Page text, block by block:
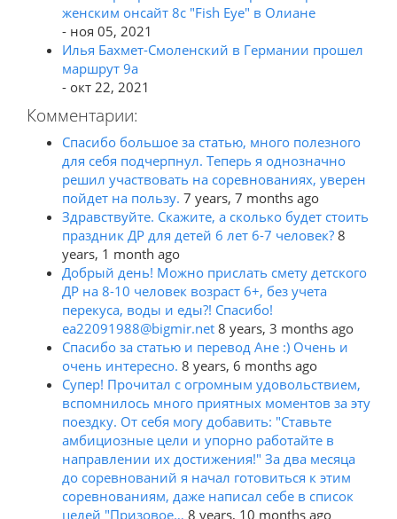
женским онсайт 8c "Fish Eye" в Олиане
- ноя 05, 2021
Илья Бахмет-Смоленский в Германии прошел
маршрут 9а
- окт 22, 2021
Комментарии:
Спасибо большое за статью, много полезного
для себя подчерпнул. Теперь я однозначно
решил участвовать на соревнованиях, уверен
пойдет на пользу. 7 years, 7 months ago
Здравствуйте. Скажите, а сколько будет стоить
праздник ДР для детей 6 лет 6-7 человек? 8
years, 1 month ago
Добрый день! Можно прислать смету детского
ДР на 8-10 человек возраст 6+, без учета
перекуса, воды и еды?! Спасибо!
ea22091988@bigmir.net 8 years, 3 months ago
Спасибо за статью и перевод Ане :) Очень и
очень интересно. 8 years, 6 months ago
Супер! Прочитал с огромным удовольствием,
вспомнилось много приятных моментов за эту
поездку. От себя могу добавить: "Ставьте
амбициозные цели и упорно работайте в
направлении их достижения!" За два месяца
до соревнований я начал готовиться к этим
соревнованиям, даже написал себе в список
целей "Призовое… 8 years, 10 months ago